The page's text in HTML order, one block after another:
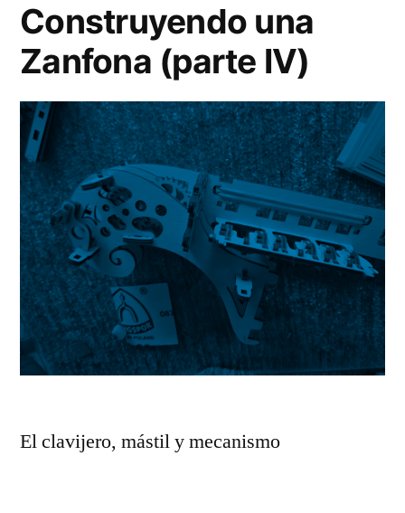
Construyendo una
Zanfona (parte IV)
El clavijero, mástil y mecanismo